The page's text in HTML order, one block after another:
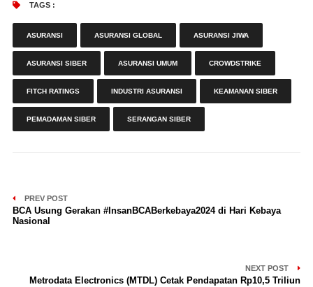
TAGS :
ASURANSI ASURANSI GLOBAL ASURANSI JIWA
ASURANSI SIBER ASURANSI UMUM CROWDSTRIKE
FITCH RATINGS INDUSTRI ASURANSI KEAMANAN SIBER
PEMADAMAN SIBER SERANGAN SIBER
PREV POST
BCA Usung Gerakan #InsanBCABerkebaya2024 di Hari Kebaya
Nasional
NEXT POST
Metrodata Electronics (MTDL) Cetak Pendapatan Rp10,5 Triliun